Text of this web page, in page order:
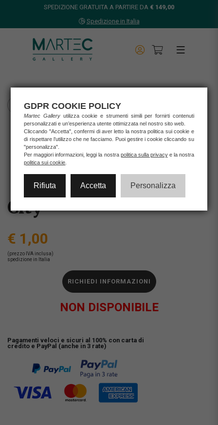
SPEDIZIONE GRATUITA A PARTIRE DA € 149,00
Spedizione in Italia
TORNA INDIETRO
Home
Opere d'arte
Stampe
CITY
City
€ 1,00
(prezzo IVA inclusa)
spedizione in Italia
RICHIEDI INFORMAZIONI
NON DISPONIBILE
Pagamenti veloci e sicuri al 100% con carta di
credito e PayPal (anche in 3 rate)
GDPR COOKIE POLICY
Martec Gallery utilizza cookie e strumenti simili per fornirti contenuti
personalizzati e un’esperienza utente ottimizzata nel nostro sito web.
Cliccando "Accetta", confermi di aver letto la nostra politica sui cookie e
di rispettare l’utilizzo che ne facciamo. Puoi gestire i cookie cliccando su
"personalizza".
Per maggiori informazioni, leggi la nostra politica sulla privacye la nostra
politica sui cookie
Rifiuta Accetta Personalizza